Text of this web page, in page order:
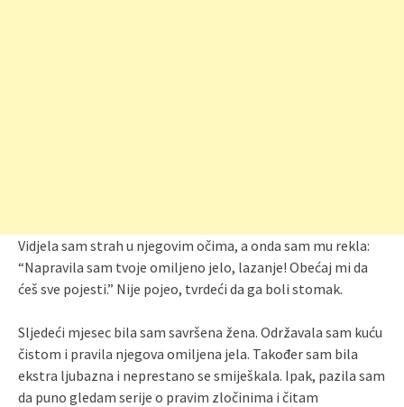
Vidjela sam strah u njegovim očima, a onda sam mu rekla:
“Napravila sam tvoje omiljeno jelo, lazanje! Obećaj mi da
ćeš sve pojesti.” Nije pojeo, tvrdeći da ga boli stomak.
Sljedeći mjesec bila sam savršena žena. Održavala sam kuću
čistom i pravila njegova omiljena jela. Također sam bila
ekstra ljubazna i neprestano se smiješkala. Ipak, pazila sam
da puno gledam serije o pravim zločinima i čitam